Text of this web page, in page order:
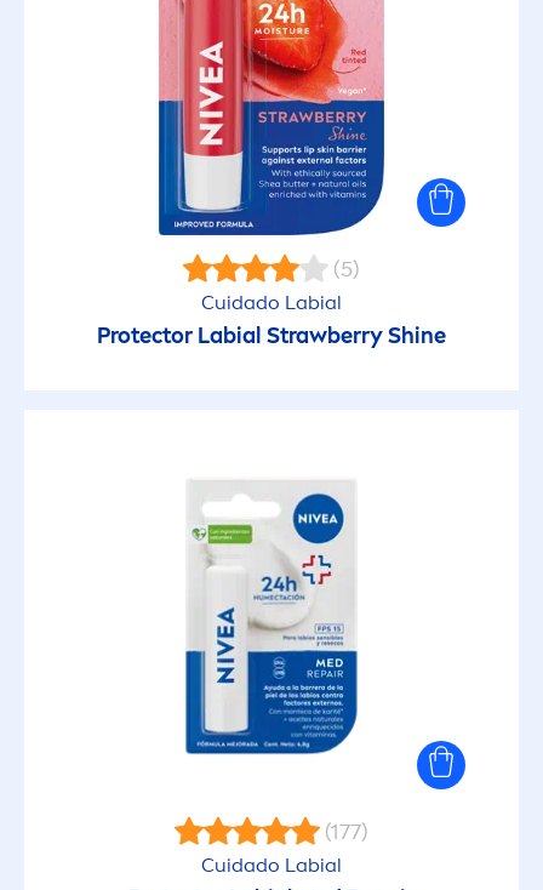
(5)
Cuidado Labial
Protector Labial StrawberryShine
(177)
Cuidado Labial